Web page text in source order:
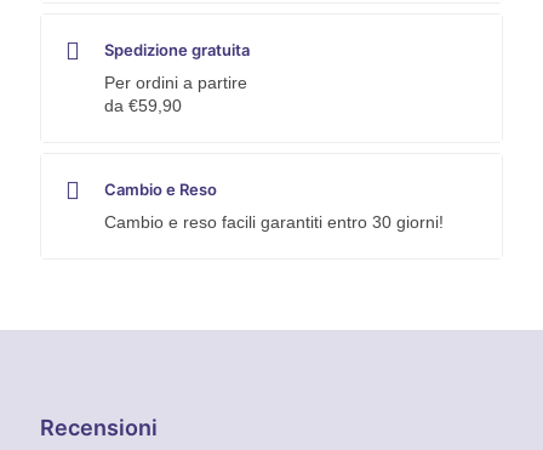
Spedizione gratuita
Per ordini a partire
da €59,90
Cambio e Reso
Cambio e reso facili garantiti entro 30 giorni!
Recensioni